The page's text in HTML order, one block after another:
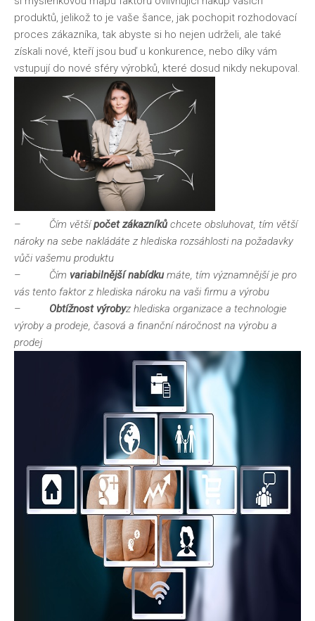
produktů, jelikož to je vaše šance, jak pochopit rozhodovací
proces zákazníka, tak abyste si ho nejen udrželi, ale také
získali nové, kteří jsou buď u konkurence, nebo díky vám
vstupují do nové sféry výrobků, které dosud nikdy nekupoval.
– Čím většípočet zákazníkůchcete obsluhovat, tím větší
nároky na sebe nakládáte z hlediska rozsáhlosti na požadavky
vůči vašemu produktu
– Čím variabilnější nabídkumáte, tím významnější je pro
vás tento faktor z hlediska nároku na vaši firmu a výrobu
– Obtížnost výrobyz hlediska organizace a technologie
výroby a prodeje, časová a finanční náročnost na výrobu a
prodej